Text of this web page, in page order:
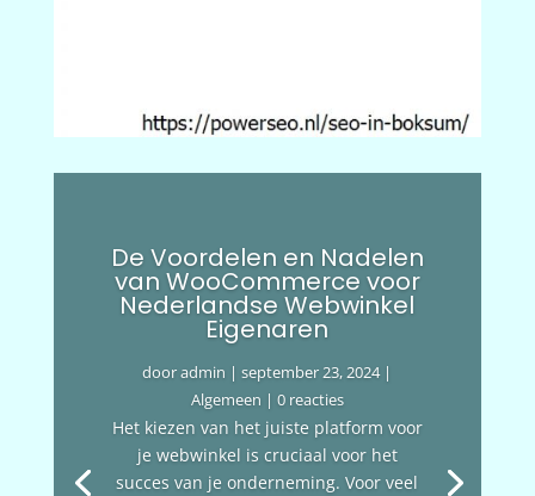
De Voordelen en Nadelen
van WooCommerce voor
Nederlandse Webwinkel
Eigenaren
dooradmin |september 23, 2024|
Algemeen | 0 reacties
Het kiezen van het juiste platform voor
je webwinkel is cruciaal voor het
succes van je onderneming. Voor veel